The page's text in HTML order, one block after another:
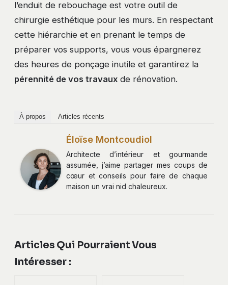
l’enduit de rebouchage est votre outil de
chirurgie esthétique pour les murs. En respectant
cette hiérarchie et en prenant le temps de
préparer vos supports, vous vous épargnerez
des heures de ponçage inutile et garantirez la
pérennité de vos travaux de rénovation.
À propos Articles récents
Éloïse Montcoudiol
Architecte d’intérieur et gourmande
assumée, j’aime partager mes coups de
cœur et conseils pour faire de chaque
maison un vrai nid chaleureux.
Articles Qui Pourraient Vous
Intéresser :